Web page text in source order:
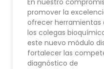
promover la
ofrecer herramientas
los colegas
este nuevo módulo
fortalecer las
diagnóstico de